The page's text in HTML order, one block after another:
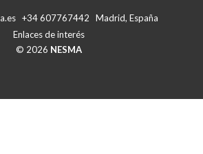
+34 607767442 Madrid, España
Enlaces de interés
© 2026 NESMA